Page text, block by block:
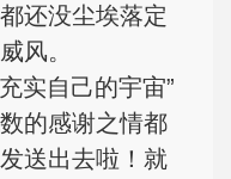
还没尘埃落定
风。
实自己的宇宙”
的感谢之情都
送出去啦！就